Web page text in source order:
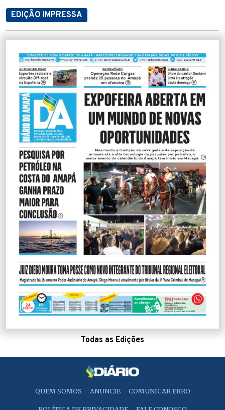
EDIÇÃO IMPRESSA
Todas as Edições
QUEM SOMOS ANUNCIE COMUNICAR ERRO